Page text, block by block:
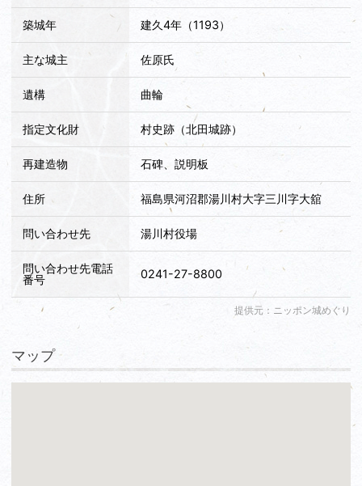
築城年 建久4年（1193）
主な城主 佐原氏
遺構 曲輪
指定文化財 村史跡（北田城跡）
再建造物 石碑、説明板
住所 福島県河沼郡湯川村大字三川字大舘
問い合わせ先 湯川村役場
問い合わせ先電話
番号
0241-27-8800
提供元：ニッポン城めぐり
マップ